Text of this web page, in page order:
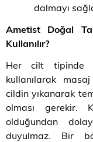
dalmayı
Ametist Doğal
Kullanılır?
Her cilt tipinde
kullanılarak
cildin yıkanarak
olması gerekir.
olduğundan
duyulmaz. Bir